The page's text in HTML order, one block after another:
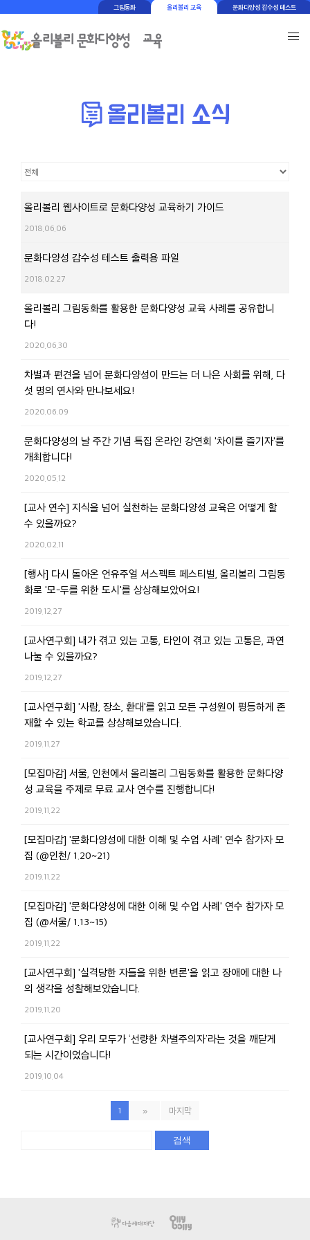
그림동화 올리볼리 교육 문화다양성 감수성 테스트
올리볼리 웹사이트로 문화다양성 교육하기 가이드
2018.06.06
문화다양성 감수성 테스트 출력용 파일
2018.02.27
올리볼리 그림동화를 활용한 문화다양성 교육 사례를 공유합니
다!
2020.06.30
차별과 편견을 넘어 문화다양성이 만드는 더 나은 사회를 위해, 다
섯 명의 연사와 만나보세요!
2020.06.09
문화다양성의 날 주간 기념 특집 온라인 강연회 '차이를 즐기자'를
개최합니다!
2020.05.12
[교사 연수] 지식을 넘어 실천하는 문화다양성 교육은 어떻게 할
수 있을까요?
2020.02.11
[행사] 다시 돌아온 언유주얼 서스펙트 페스티벌, 올리볼리 그림동
화로 '모-두를 위한 도시'를 상상해보았어요!
2019.12.27
[교사연구회] 내가 겪고 있는 고통, 타인이 겪고 있는 고통은, 과연
나눌 수 있을까요?
2019.12.27
[교사연구회] '사람, 장소, 환대'를 읽고 모든 구성원이 평등하게 존
재할 수 있는 학교를 상상해보았습니다.
2019.11.27
[모집마감] 서울, 인천에서 올리볼리 그림동화를 활용한 문화다양
성 교육을 주제로 무료 교사 연수를 진행합니다!
2019.11.22
[모집마감] '문화다양성에 대한 이해 및 수업 사례' 연수 참가자 모
집 (@인천/ 1.20~21)
2019.11.22
[모집마감] '문화다양성에 대한 이해 및 수업 사례' 연수 참가자 모
집 (@서울/ 1.13~15)
2019.11.22
[교사연구회] '실격당한 자들을 위한 변론'을 읽고 장애에 대한 나
의 생각을 성찰해보았습니다.
2019.11.20
[교사연구회] 우리 모두가 ‘선량한 차별주의자’라는 것을 깨닫게
되는 시간이었습니다!
2019.10.04
1 » 마지막
검색